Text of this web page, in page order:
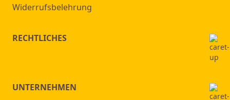
Widerrufsbelehrung
RECHTLICHES
UNTERNEHMEN